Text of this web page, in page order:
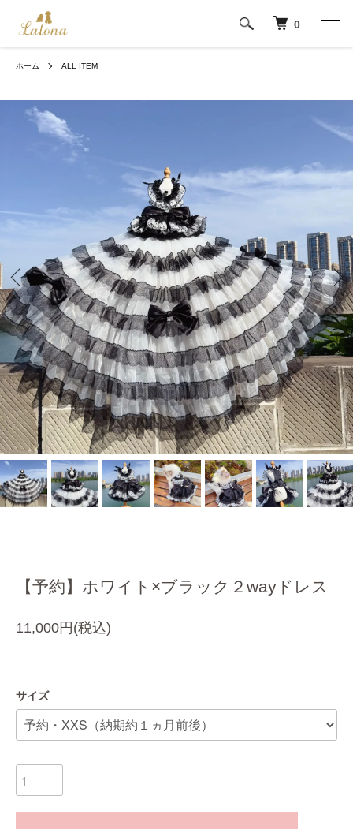
0
ホーム ALL ITEM
【予約】ホワイト×ブラック２wayドレス
11,000円(税込)
サイズ